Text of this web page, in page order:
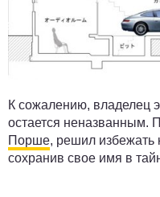
К сожалению, владелец
остается неназванным.
Порше, решил избежать
сохранив свое имя в